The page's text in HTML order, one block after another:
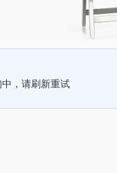
，请刷新重试